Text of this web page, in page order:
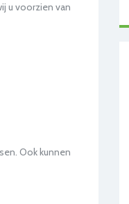
u voorzien van
Ook kunnen